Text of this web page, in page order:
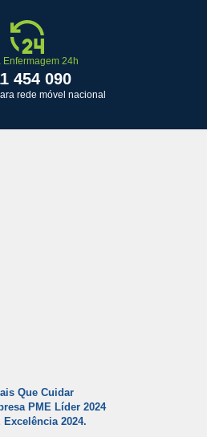
Enfermagem 24h
454 090
rede móvel nacional
Que Cuidar
PME Líder 2024
Excelência 2024.